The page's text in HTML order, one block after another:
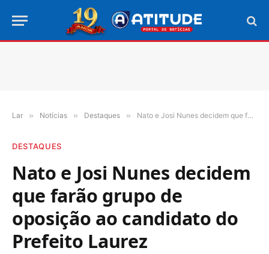
Lar » Notícias » Destaques » Nato e Josi Nunes decidem que farão grupo de oposição ao candidato do Prefeito Laurez
DESTAQUES
Nato e Josi Nunes decidem
que farão grupo de
oposição ao candidato do
Prefeito Laurez